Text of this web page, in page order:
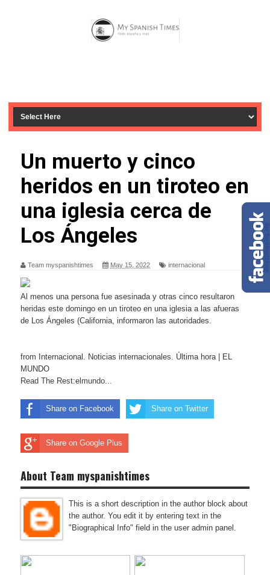
Un muerto y cinco
heridos en un tiroteo en
una iglesia cerca de
Los Ángeles
Team myspanishtimes May 15, 2022 internacional
Al menos una persona fue asesinada y otras cinco resultaron
heridas este domingo en un tiroteo en una iglesia a las afueras
de Los Ángeles (California, informaron las autoridades.
from Internacional. Noticias internacionales. Última hora | EL
MUNDO
Read The Rest:elmundo...
Share on Facebook Share on Twitter
Share on Google Plus
About Team myspanishtimes
This is a short description in the author block about
the author. You edit it by entering text in the
"Biographical Info" field in the user admin panel.